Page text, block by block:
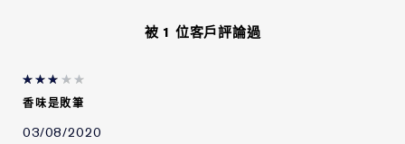
被 1 位客戶評論過
香味是敗筆
03/08/2020